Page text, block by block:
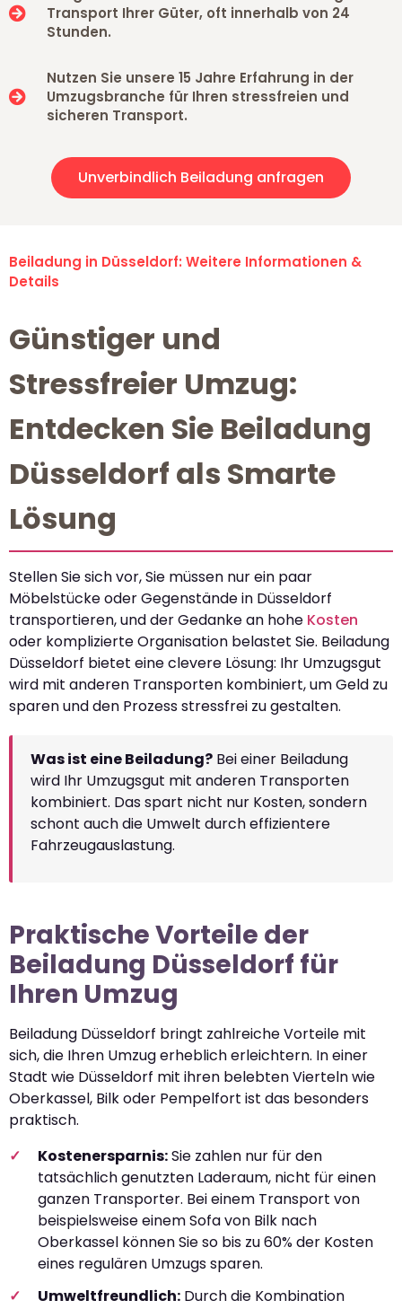
Transport Ihrer Güter, oft innerhalb von 24
Stunden.
Nutzen Sie unsere 15 Jahre Erfahrung in der
Umzugsbranche für Ihren stressfreien und
sicheren Transport.
Unverbindlich Beiladung anfragen
Beiladung in Düsseldorf: Weitere Informationen &
Details
Günstiger und
Stressfreier Umzug:
Entdecken Sie Beiladung
Düsseldorf als Smarte
Lösung
Stellen Sie sich vor, Sie müssen nur ein paar
Möbelstücke oder Gegenstände in Düsseldorf
transportieren, und der Gedanke an hohe Kosten
oder komplizierte Organisation belastet Sie. Beiladung
Düsseldorf bietet eine clevere Lösung: Ihr Umzugsgut
wird mit anderen Transporten kombiniert, um Geld zu
sparen und den Prozess stressfrei zu gestalten.
Was ist eine Beiladung? Bei einer Beiladung
wird Ihr Umzugsgut mit anderen Transporten
kombiniert. Das spart nicht nur Kosten, sondern
schont auch die Umwelt durch effizientere
Fahrzeugauslastung.
Praktische Vorteile der
Beiladung Düsseldorf für
Ihren Umzug
Beiladung Düsseldorf bringt zahlreiche Vorteile mit
sich, die Ihren Umzug erheblich erleichtern. In einer
Stadt wie Düsseldorf mit ihren belebten Vierteln wie
Oberkassel, Bilk oder Pempelfort ist das besonders
praktisch.
Kostenersparnis:Sie zahlen nur für den
tatsächlich genutzten Laderaum, nicht für einen
ganzen Transporter. Bei einem Transport von
beispielsweise einem Sofa von Bilk nach
Oberkassel können Sie so bis zu 60% der Kosten
eines regulären Umzugs sparen.
Umweltfreundlich: Durch die Kombination